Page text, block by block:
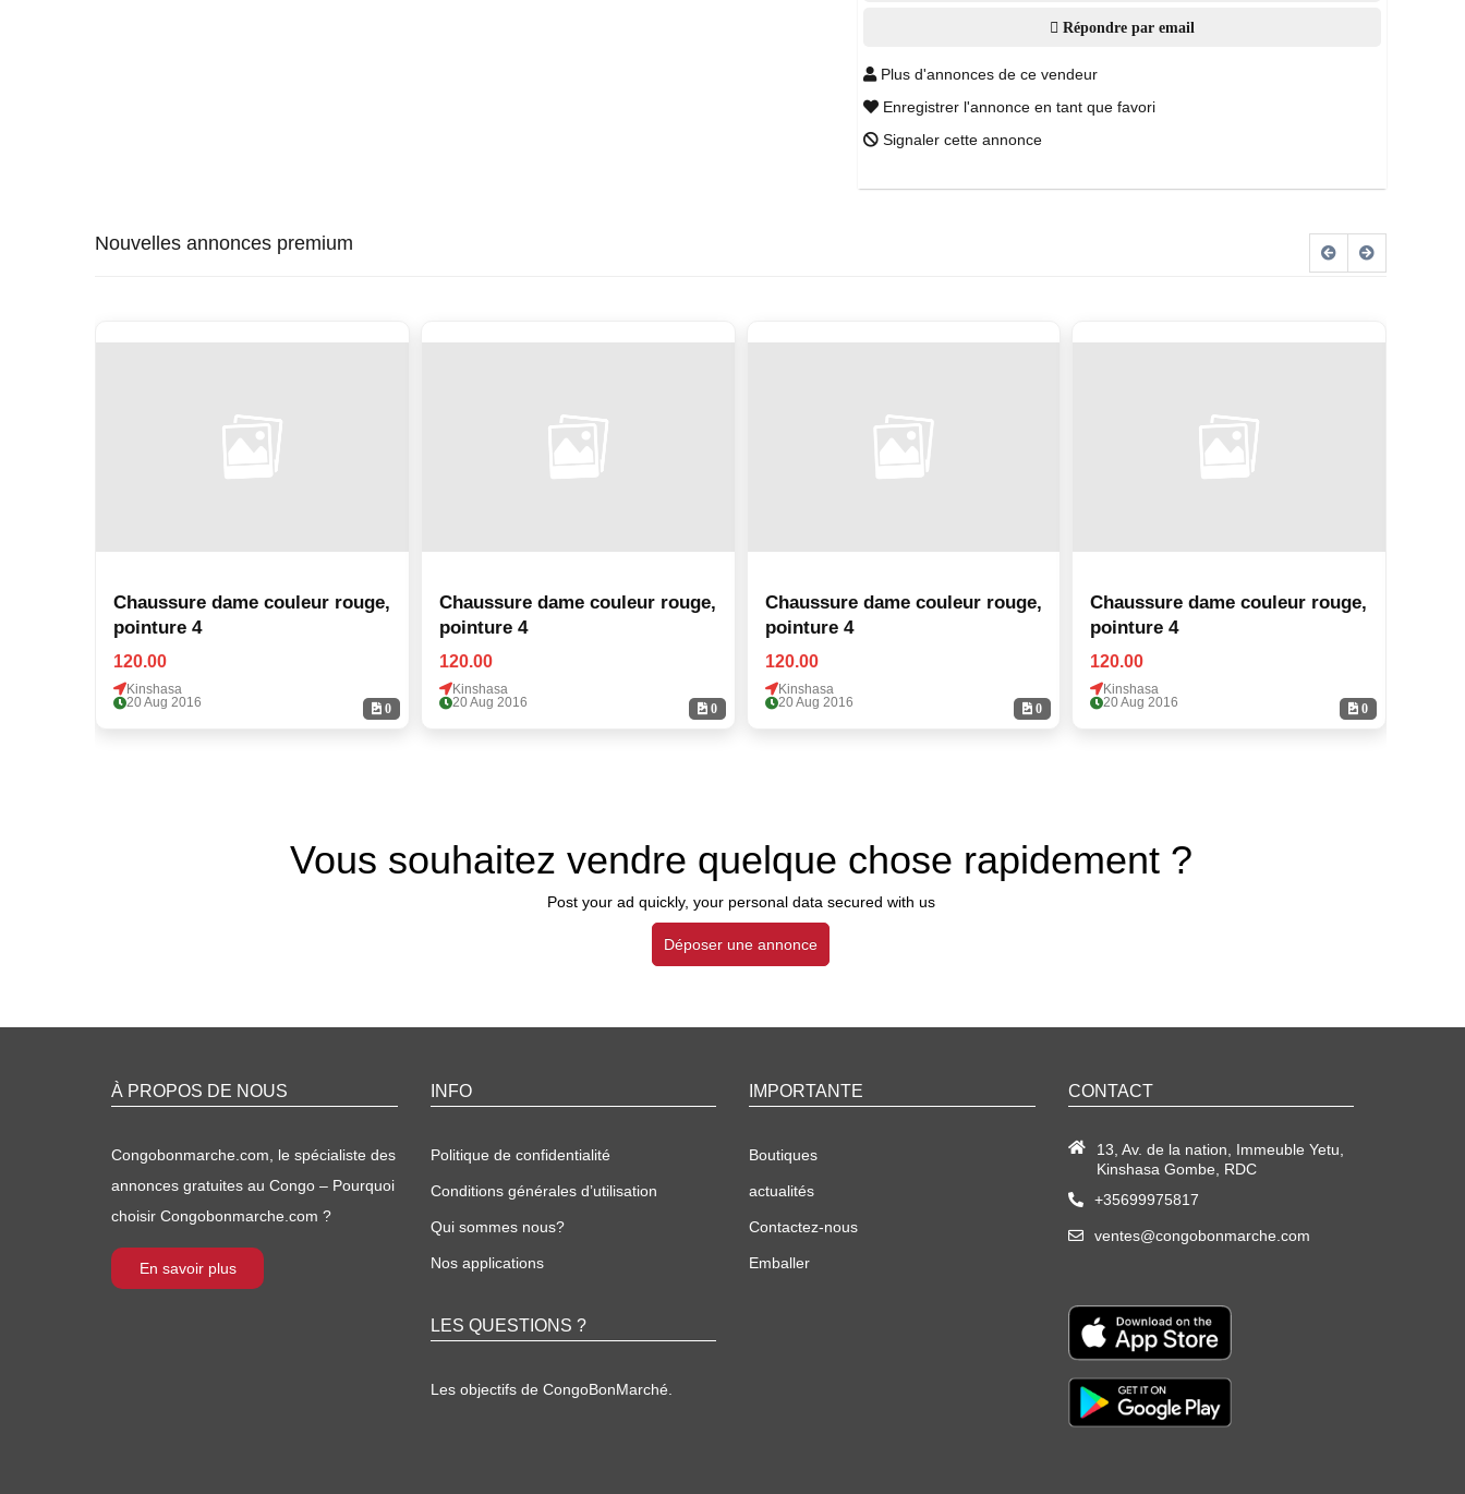
Répondre par email
Plus d'annonces de ce vendeur
Enregistrer l'annonce en tant que favori
Signaler cette annonce
Nouvelles annonces premium
0
Chaussure dame couleur rouge,
pointure 4
120.00
Kinshasa
20 Aug 2016
0
Chaussure dame couleur rouge,
pointure 4
120.00
Kinshasa
20 Aug 2016
0
Chaussure dame couleur rouge,
pointure 4
120.00
Kinshasa
20 Aug 2016
0
Chaussure dame couleur rouge,
pointure 4
120.00
Kinshasa
20 Aug 2016
Vous souhaitez vendre quelque chose rapidement ?
Post your ad quickly, your personal data secured with us
Déposer une annonce
À PROPOS DE NOUS
Congobonmarche.com, le spécialiste des
annonces gratuites au Congo – Pourquoi
choisir Congobonmarche.com ?
En savoir plus
INFO
Politique de confidentialité
Conditions générales d’utilisation
Qui sommes nous?
Nos applications
LES QUESTIONS ?
Les objectifs de CongoBonMarché.
IMPORTANTE
Boutiques
actualités
Contactez-nous
Emballer
CONTACT
13, Av. de la nation, Immeuble Yetu,
Kinshasa Gombe, RDC
+35699975817
ventes@congobonmarche.com